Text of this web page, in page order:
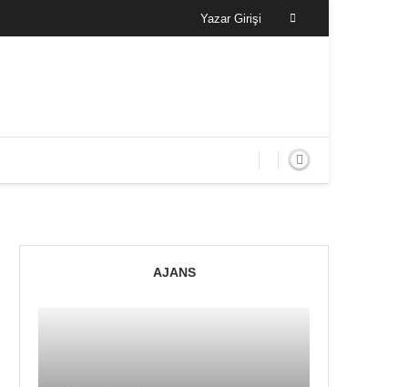
Yazar Girişi
AJANS